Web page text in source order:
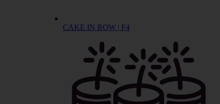
CAKE IN ROW | F4